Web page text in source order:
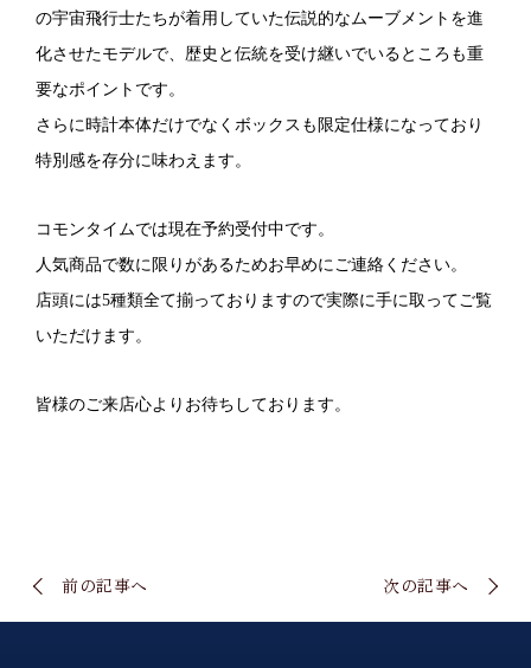
の宇宙飛行士たちが着用していた伝説的なムーブメントを進
化させたモデルで、歴史と伝統を受け継いでいるところも重
要なポイントです。
さらに時計本体だけでなくボックスも限定仕様になっており
特別感を存分に味わえます。
コモンタイムでは現在予約受付中です。
人気商品で数に限りがあるためお早めにご連絡ください。
店頭には5種類全て揃っておりますので実際に手に取ってご覧
いただけます。
皆様のご来店心よりお待ちしております。
前の記事へ 次の記事へ